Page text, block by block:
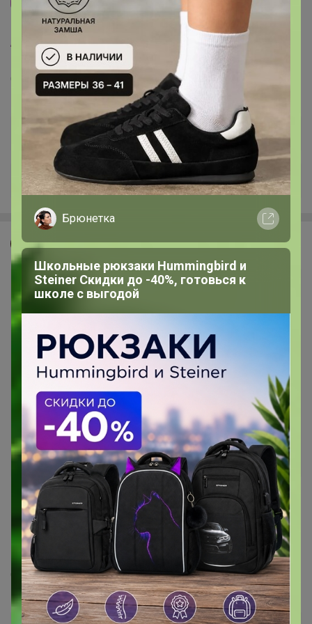
5.0 19.7K
Arida - ароматы для дома и авто от 50р!!! Супер-
цены!
Стоп 14 августа
Последнее:
Леныра, 07 августа 2026, 09:19
+122
МаннА
380 5.0 61.1K 51.5K 1.5K
МОЮЩАЯ ХИМИЯ PRO-BRITЕ, цены ниже,
скорость выше
Стоп 13 августа
Последнее:
МаннА, 06 августа 2026, 18:33
Брюнетка
Школьные рюкзаки Hummingbird и
Steiner Скидки до -40%, готовься к
школе с выгодой